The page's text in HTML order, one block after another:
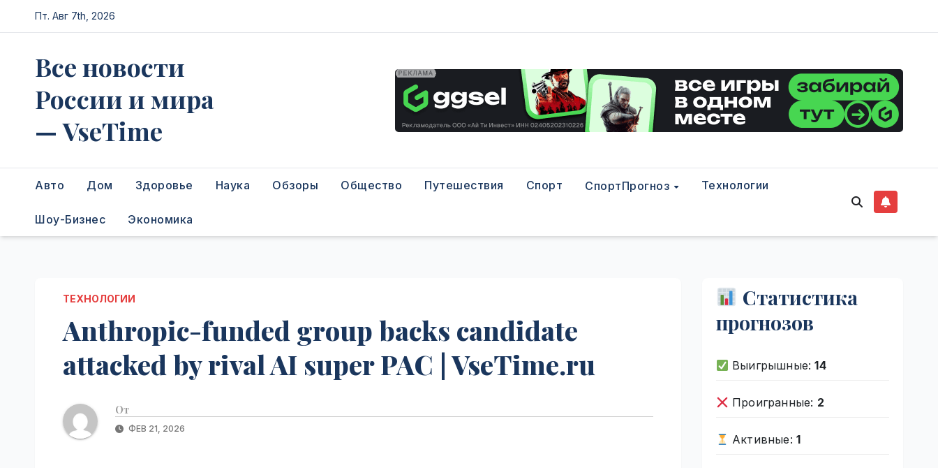
Перейти
к
Пт. Авг 7th, 2026
Все новости
России и мира
— VseTime
Авто Дом Здоровье Наука Обзоры Общество Путешествия Спорт СпортПрогноз Технологии
Шоу-Бизнес Экономика
ТЕХНОЛОГИИ
Anthropic-funded group backs candidate
attacked by rival AI super PAC | VseTime.ru
От
ФЕВ 21, 2026
Статистика
прогнозов
Выигрышные:14
Проигранные: 2
Активные: 1